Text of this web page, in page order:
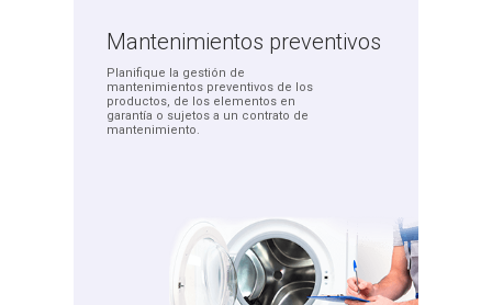
Mantenimientos preventivos
Planifique la gestión de
mantenimientos preventivos de los
productos, de los elementos en
garantía o sujetos a un contrato de
mantenimiento.